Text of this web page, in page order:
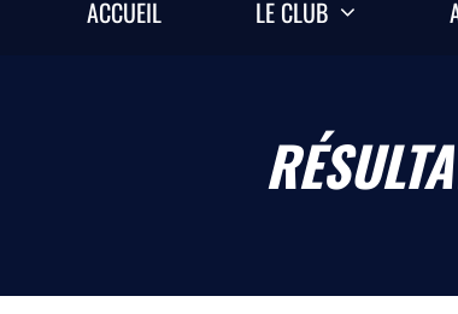
ACCUEIL LE CLUB